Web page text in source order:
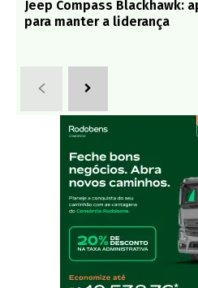
Jeep Compass Blackhawk:
para manter a liderança